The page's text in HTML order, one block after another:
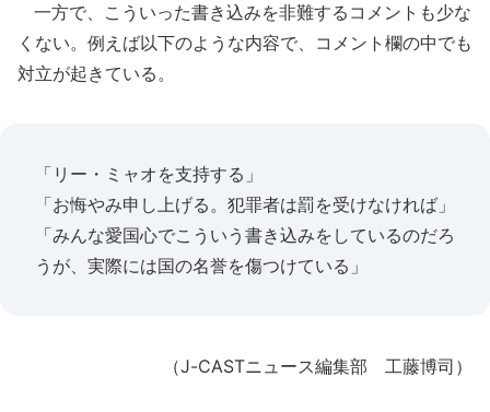
一方で、こういった書き込みを非難するコメントも少な
くない。例えば以下のような内容で、コメント欄の中でも
対立が起きている。
「リー・ミャオを支持する」
「お悔やみ申し上げる。犯罪者は罰を受けなければ」
「みんな愛国心でこういう書き込みをしているのだろ
うが、実際には国の名誉を傷つけている」
（J-CASTニュース編集部 工藤博司）